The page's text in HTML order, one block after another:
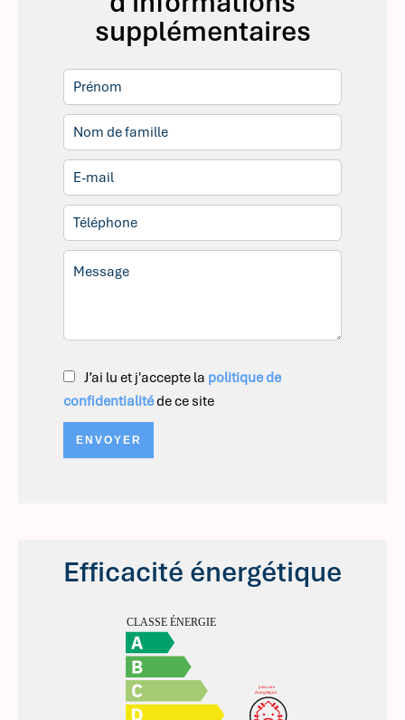
supplémentaires
J’ai lu et j'accepte la politique de
confidentialitéde ce site
ENVOYER
Efficacité énergétique